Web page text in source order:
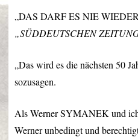
„DAS DARFES NIEWIEDER
„SÜDDEUTSCHEN
„Das wird es die nächsten 50
sozusagen.
Als WernerSYMANEK und
Werner unbedingt und